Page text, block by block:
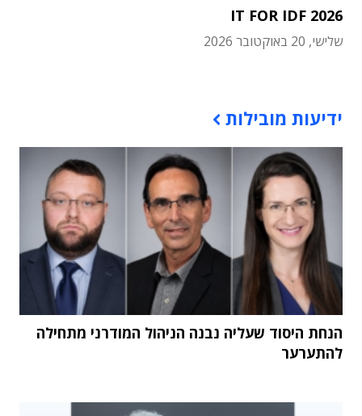
IT FOR IDF 2026
שלישי, 20 באוקטובר 2026
ידיעות מובילות
הנחת היסוד שעליה נבנה הניהול המודרני מתחילה
להתערער